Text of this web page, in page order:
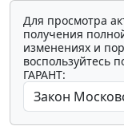
Для просмотра
получения
изменениях и
воспользуйтесь
ГАРАНТ: